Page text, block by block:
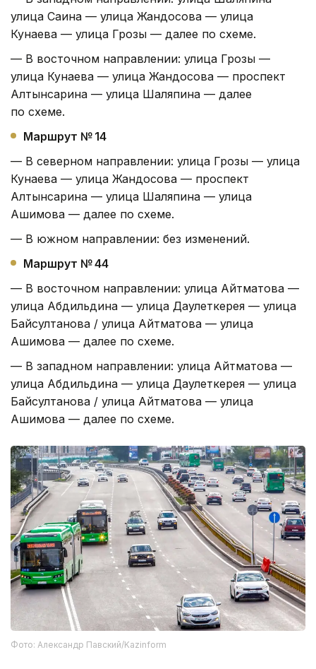
улица Саина — улица Жандосова — улица
Кунаева — улица Грозы — далее по схеме.
— В восточном направлении: улица Грозы —
улица Кунаева — улица Жандосова — проспект
Алтынсарина — улица Шаляпина — далее
по схеме.
Маршрут № 14
— В северном направлении: улица Грозы — улица
Кунаева — улица Жандосова — проспект
Алтынсарина — улица Шаляпина — улица
Ашимова — далее по схеме.
— В южном направлении: без изменений.
Маршрут № 44
— В восточном направлении: улица Айтматова —
улица Абдильдина — улица Даулеткерея — улица
Байсултанова / улица Айтматова — улица
Ашимова — далее по схеме.
— В западном направлении: улица Айтматова —
улица Абдильдина — улица Даулеткерея — улица
Байсултанова / улица Айтматова — улица
Ашимова — далее по схеме.
Фото: Александр Павский/Kazinform